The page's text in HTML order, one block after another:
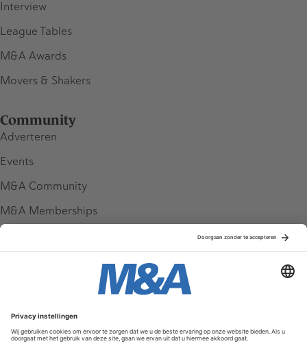
Interview
League Tables
M&A Awards
Movers & Shakers
Community
Adverteren
Events
M&A Community
M&A Memberships
Service & Contact
Contact